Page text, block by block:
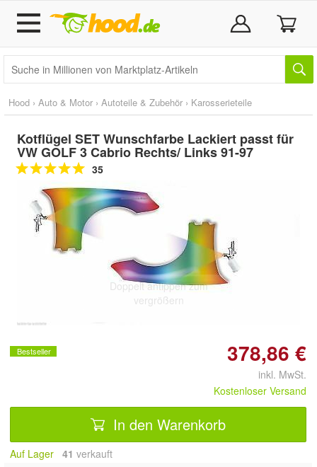
Hood › Auto & Motor › Autoteile & Zubehör › Karosserieteile
Kotflügel SET Wunschfarbe Lackiert passt für
VW GOLF 3 Cabrio Rechts/ Links 91-97
35
Doppelt antippen zum
vergrößern
Bestseller 378,86 €
inkl. MwSt.
Kostenloser Versand
In den Warenkorb
Auf Lager 41 verkauft